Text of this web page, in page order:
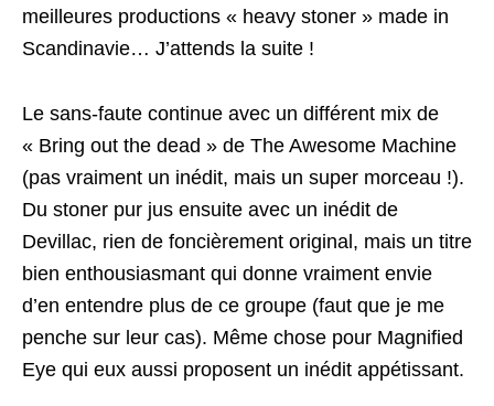
meilleures productions « heavy stoner » made in
Scandinavie… J’attends la suite !
Le sans-faute continue avec un différent mix de
« Bring out the dead » de The Awesome Machine
(pas vraiment un inédit, mais un super morceau !).
Du stoner pur jus ensuite avec un inédit de
Devillac, rien de foncièrement original, mais un titre
bien enthousiasmant qui donne vraiment envie
d’en entendre plus de ce groupe (faut que je me
penche sur leur cas). Même chose pour Magnified
Eye qui eux aussi proposent un inédit appétissant.